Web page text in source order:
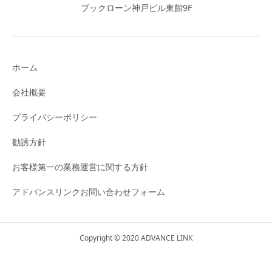
ブックローン神戸ビル東館9F
ホーム
会社概要
プライバシーポリシー
勧誘方針
お客様第一の業務運営に関する方針
アドバンスリンクお問い合わせフォーム
Copyright © 2020 ADVANCE LINK